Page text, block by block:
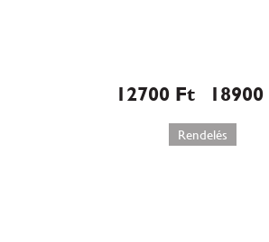
12700 Ft 18900
Rendelés